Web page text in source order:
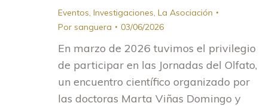
Eventos Investigaciones La Asociación
Por sanguera 03/06/2026
En marzo de 2026 tuvimos el privilegio
de participar en las Jornadas del Olfato,
un encuentro científico organizado por
las doctoras Marta Viñas Domingo y